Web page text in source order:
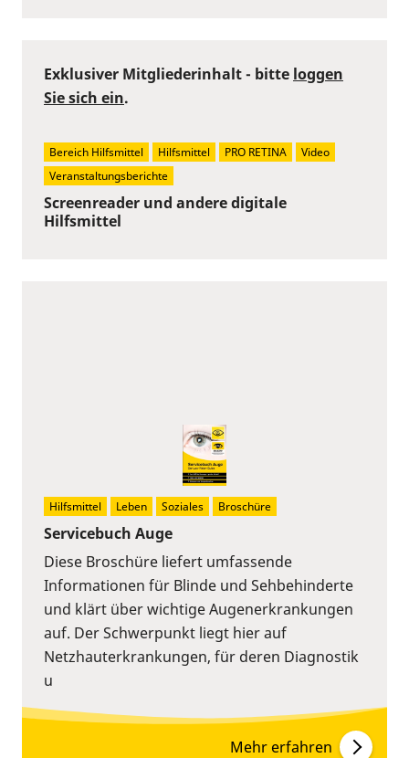
Screenreader und andere digitale
Hilfsmittel
Exklusiver Mitgliederinhalt - bitte loggen
Sie sich ein.
Bereich Hilfsmittel Hilfsmittel PRO RETINA
Video
Veranstaltungsberichte
Servicebuch Auge
Diese Broschüre liefert umfassende
Informationen für Blinde und Sehbehinderte
und klärt über wichtige Augenerkrankungen
auf. Der Schwerpunkt liegt hier auf
Netzhauterkrankungen, für deren Diagnostik
u
Hilfsmittel Leben Soziales Broschüre
Mehr erfahren